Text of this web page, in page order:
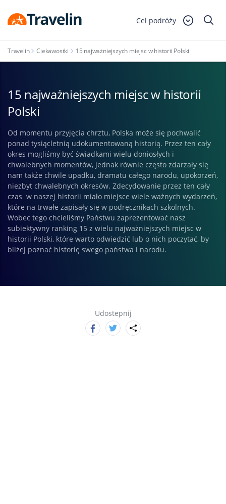
Cel podróży
Travelin Ciekawostki 15 najważniejszych miejsc w historii Polski
15 najważniejszych miejsc w historii
Polski
Od momentu przyjęcia chrztu, Polska może się pochwalić
ponad tysiącletnią udokumentowaną historią. Przez ten cały
okres mogliśmy być świadkami wielu doniosłych i
chwalebnych momentów, jednak równie często zdarzały się
nam także chwile upadku, dramatu całego narodu, upokorzeń,
niezbyt chwalebnych okresów. Zdecydowanie przez ten cały
czas w naszej historii miało miejsce wiele ważnych wydarzeń,
które na trwałe zapisały się w podręcznikach szkolnych.
Wobec tego chcieliśmy Państwu zaprezentować nasz
subiektywny ranking 15 z wielu najważniejszych miejsc w
historii Polski, które warto odwiedzić lub o nich poczytać, by
bliżej poznać historię swego państwa i narodu.
Udostepnij